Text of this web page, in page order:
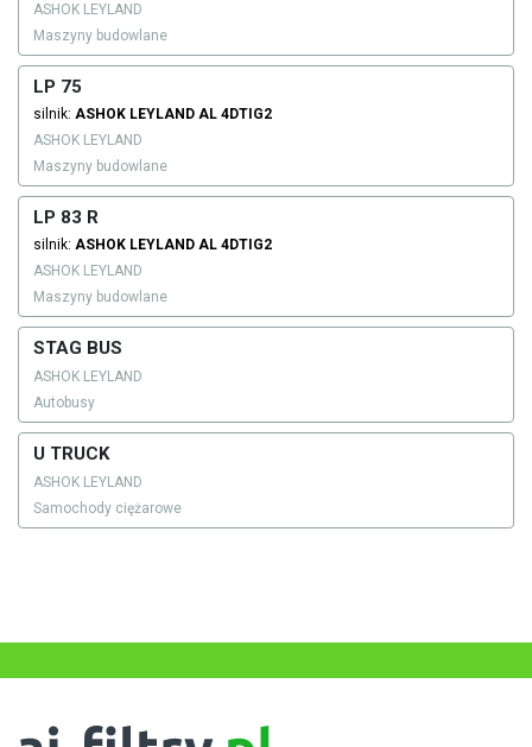
ASHOK LEYLAND
Maszyny budowlane
LP 75
silnik: ASHOK LEYLAND AL 4DTIG2
ASHOK LEYLAND
Maszyny budowlane
LP 83 R
silnik: ASHOK LEYLAND AL 4DTIG2
ASHOK LEYLAND
Maszyny budowlane
STAG BUS
ASHOK LEYLAND
Autobusy
U TRUCK
ASHOK LEYLAND
Samochody ciężarowe